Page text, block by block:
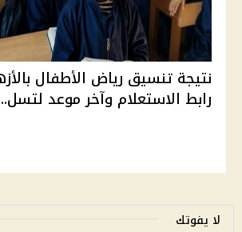
نتيجة تنسيق رياض الأطفال
رابط الاستعلام وآخر موعد
لا يفوتك